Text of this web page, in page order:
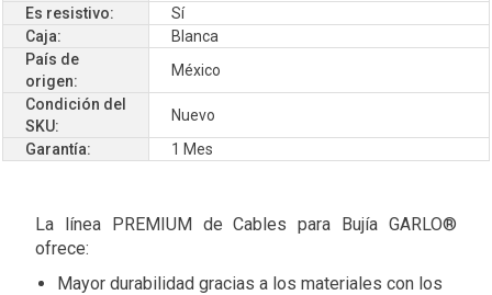
Es resistivo:
Sí
Caja:
Blanca
País de
origen:
México
Condición del
SKU:
Nuevo
Garantía:
1 Mes
La línea PREMIUM de Cables para Bujía GARLO®
ofrece:
Mayor durabilidad gracias a los materiales con los